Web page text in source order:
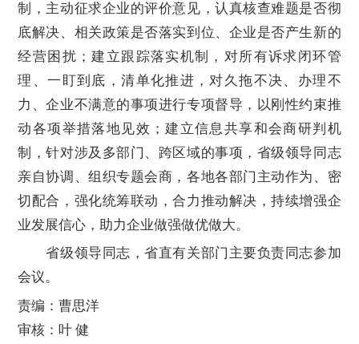
制，主动征求企业的评价意见，认真核查难题是否彻
底解决、相关政策是否落实到位、企业是否产生新的
经营困扰；建立跟踪落实机制，对所有诉求闭环管
理、一盯到底，清单化推进，对久拖不决、办理不
力、企业不满意的事项进行专项督导，以刚性约束推
动各项举措落地见效；建立信息共享和会商研判机
制，针对涉及多部门、跨区域的事项，省级领导同志
亲自协调、组织专题会商，各地各部门主动作为、密
切配合，强化统筹联动，合力推动解决，持续增强企
业发展信心，助力企业做强做优做大。
省级领导同志，省直有关部门主要负责同志参加
会议。
责编：曹思洋
审核：叶 健